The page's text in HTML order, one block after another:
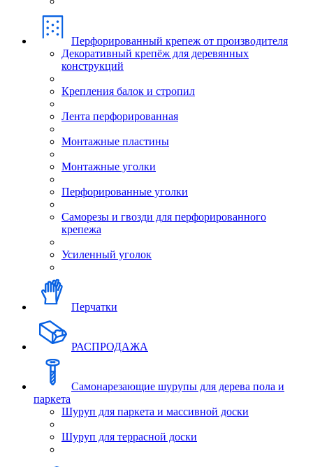
Перфорированный крепеж от производителя
Декоративный крепёж для деревянных
конструкций
Крепления балок и стропил
Лента перфорированная
Монтажные пластины
Монтажные уголки
Перфорированные уголки
Саморезы и гвозди для перфорированного
крепежа
Усиленный уголок
Перчатки
РАСПРОДАЖА
Самонарезающие шурупы для дерева пола и
паркета
Шуруп для паркета и массивной доски
Шуруп для террасной доски